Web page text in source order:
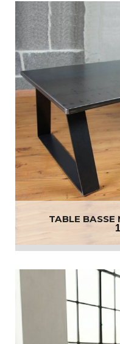
TABLE BASSE